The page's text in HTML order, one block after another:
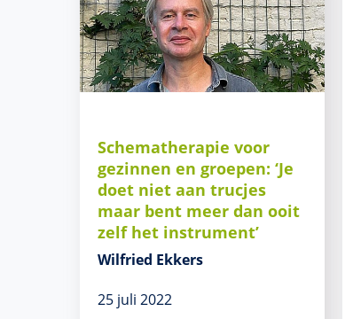
Schematherapie voor
gezinnen en groepen: ‘Je
doet niet aan trucjes
maar bent meer dan ooit
zelf het instrument’
Wilfried Ekkers
25 juli 2022